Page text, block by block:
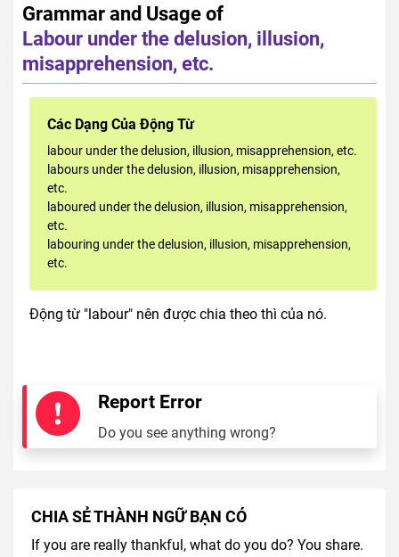
Grammar and Usage of
Labour under the delusion, illusion,
misapprehension, etc.
Các Dạng Của Động Từ
labour under the delusion, illusion, misapprehension, etc.
labours under the delusion, illusion, misapprehension,
etc.
laboured under the delusion, illusion, misapprehension,
etc.
labouring under the delusion, illusion, misapprehension,
etc.
Động từ "labour" nên được chia theo thì của nó.
Report Error
Do you see anything wrong?
CHIA SẺ THÀNH NGỮ BẠN CÓ
If you are really thankful, what do you do? You share.